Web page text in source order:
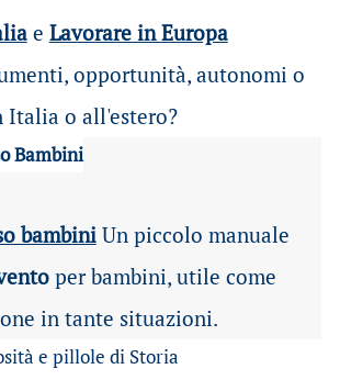
e Lavorare in Europa
opportunità, autonomi o
Italia o all'estero?
bambiniUn piccolo manuale
per bambini, utile come
in tante situazioni.